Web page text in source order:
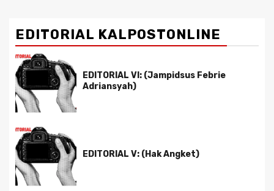
EDITORIAL KALPOSTONLINE
EDITORIAL VI: (Jampidsus Febrie
Adriansyah)
EDITORIAL V: (Hak Angket)